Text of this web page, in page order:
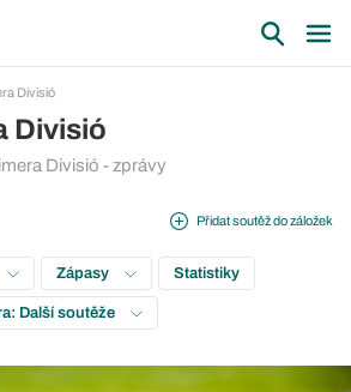
Divisió
Divisió
Divisió - zprávy
Přidat soutěž do záložek
Zápasy Statistiky
Další soutěže